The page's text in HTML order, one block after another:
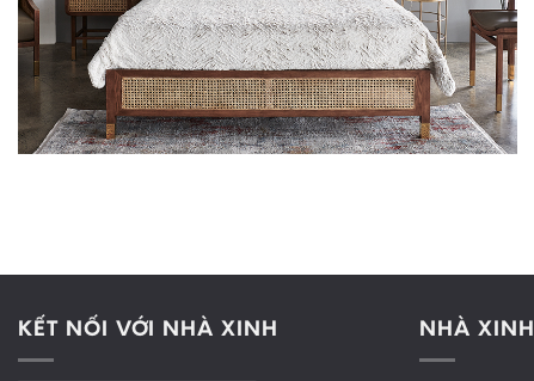
KẾT NỐI VỚI NHÀ XINH NHÀ XINH